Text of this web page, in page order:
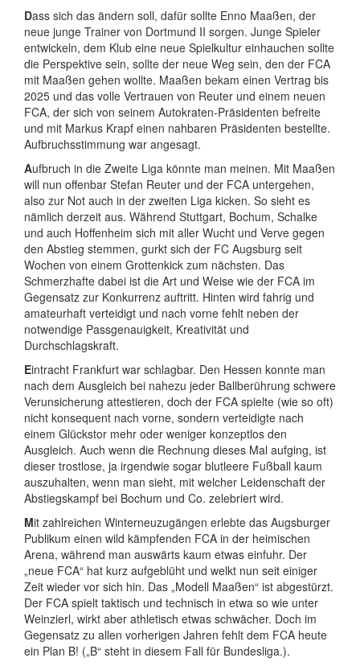
Dass sich das ändern soll, dafür sollte Enno Maaßen, der
neue junge Trainer von Dortmund II sorgen. Junge Spieler
entwickeln, dem Klub eine neue Spielkultur einhauchen sollte
die Perspektive sein, sollte der neue Weg sein, den der FCA
mit Maaßen gehen wollte. Maaßen bekam einen Vertrag bis
2025 und das volle Vertrauen von Reuter und einem neuen
FCA, der sich von seinem Autokraten-Präsidenten befreite
und mit Markus Krapf einen nahbaren Präsidenten bestellte.
Aufbruchsstimmung war angesagt.
Aufbruch in die Zweite Liga könnte man meinen. Mit Maaßen
will nun offenbar Stefan Reuter und der FCA untergehen,
also zur Not auch in der zweiten Liga kicken. So sieht es
nämlich derzeit aus. Während Stuttgart, Bochum, Schalke
und auch Hoffenheim sich mit aller Wucht und Verve gegen
den Abstieg stemmen, gurkt sich der FC Augsburg seit
Wochen von einem Grottenkick zum nächsten. Das
Schmerzhafte dabei ist die Art und Weise wie der FCA im
Gegensatz zur Konkurrenz auftritt. Hinten wird fahrig und
amateurhaft verteidigt und nach vorne fehlt neben der
notwendige Passgenauigkeit, Kreativität und
Durchschlagskraft.
Eintracht Frankfurt war schlagbar. Den Hessen konnte man
nach dem Ausgleich bei nahezu jeder Ballberührung schwere
Verunsicherung attestieren, doch der FCA spielte (wie so oft)
nicht konsequent nach vorne, sondern verteidigte nach
einem Glückstor mehr oder weniger konzeptlos den
Ausgleich. Auch wenn die Rechnung dieses Mal aufging, ist
dieser trostlose, ja irgendwie sogar blutleere Fußball kaum
auszuhalten, wenn man sieht, mit welcher Leidenschaft der
Abstiegskampf bei Bochum und Co. zelebriert wird.
Mit zahlreichen Winterneuzugängen erlebte das Augsburger
Publikum einen wild kämpfenden FCA in der heimischen
Arena, während man auswärts kaum etwas einfuhr. Der
„neue FCA“ hat kurz aufgeblüht und welkt nun seit einiger
Zeit wieder vor sich hin. Das „Modell Maaßen“ ist abgestürzt.
Der FCA spielt taktisch und technisch in etwa so wie unter
Weinzierl, wirkt aber athletisch etwas schwächer. Doch im
Gegensatz zu allen vorherigen Jahren fehlt dem FCA heute
ein Plan B! („B“ steht in diesem Fall für Bundesliga.).